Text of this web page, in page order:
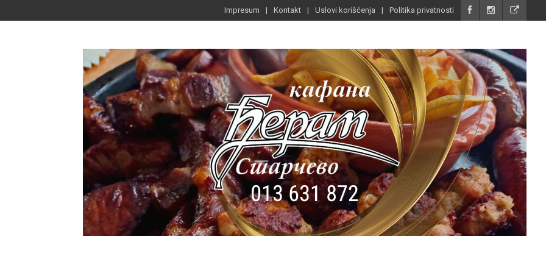
Impresum Kontakt Uslovi korišćenja Politika privatnosti